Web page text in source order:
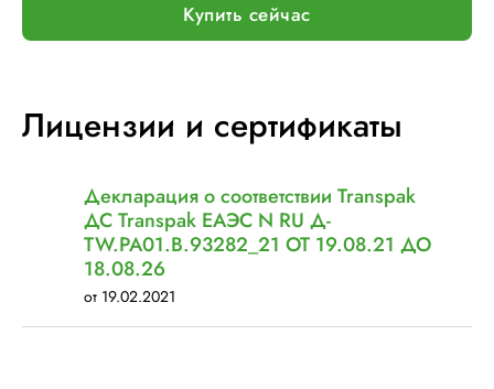
Купить сейчас
Лицензии и сертификаты
Декларация о соответствии Transpak
ДС Transpak ЕАЭС N RU Д-
TW.РА01.В.93282_21 ОТ 19.08.21 ДО
18.08.26
от 19.02.2021